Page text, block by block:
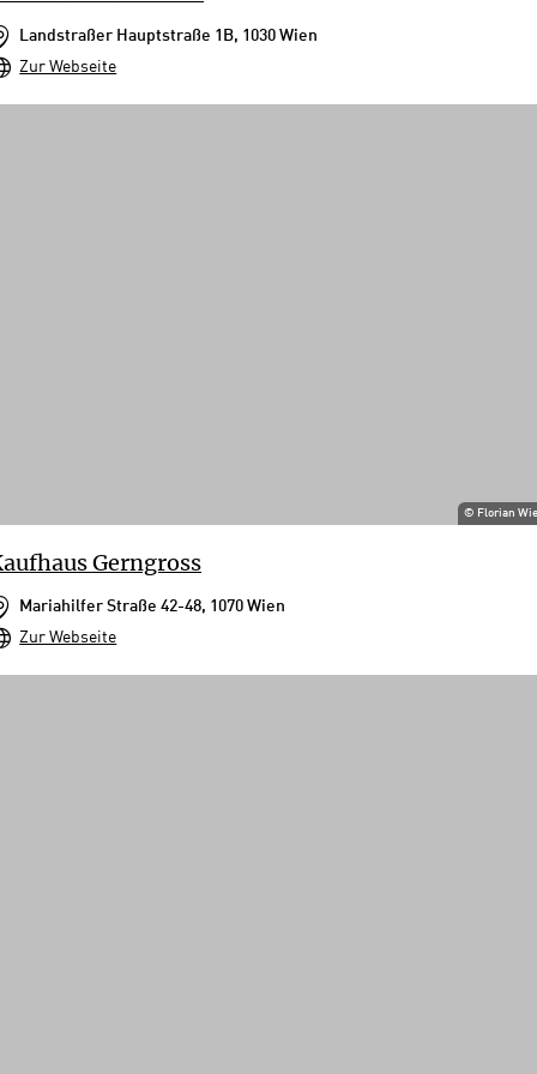
Landstraßer Hauptstraße 1B, 1030 Wien
Zur Webseite
© Florian
Gerngross
Mariahilfer Straße 42-48, 1070 Wien
Zur Webseite